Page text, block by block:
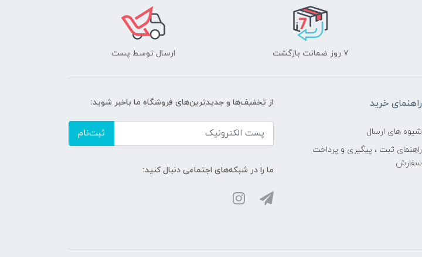
۷ روز ضمانت بازگشت ارسال توسط پست
راهنمای خرید
شیوه های ارسال
راهنمای ثبت ، پیگیری و پرداخت
سفارش
از تخفیف‌ها و جدیدترین‌های فروشگاه ما باخبر شوید:
ثبت‌نام
ما را در شبکه‌های اجتماعی دنبال کنید: